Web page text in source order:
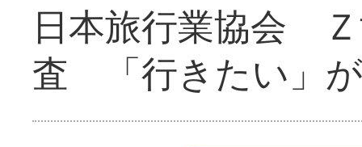
日本旅行業協会
査 「行きたい」